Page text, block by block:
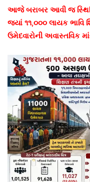
આજે બરાબર આવી જ
જ્યાં ૧૧,૦૦૦ લાયક ભાવિ
ઉમેદવારોની અવાસ્તવિક